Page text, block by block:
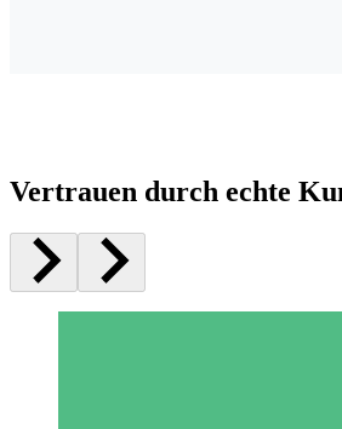
Vertrauen durch echte